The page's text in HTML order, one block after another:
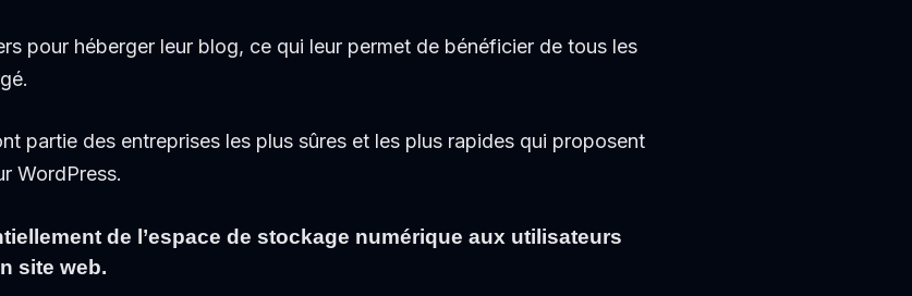
pour héberger leur blog, ce qui leur permet de bénéficier de tous les
partie des entreprises les plus sûres et les plus rapides qui proposent
WordPress.
de l’espace de stockage numérique aux utilisateurs
site web.